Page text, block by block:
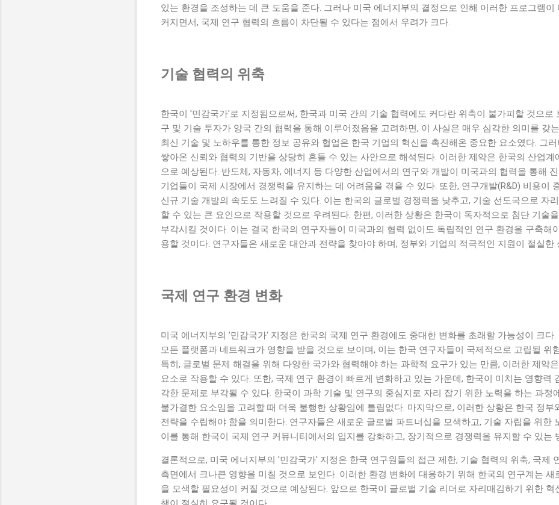
있는 환경을 조성하는 데 큰 도움을 준다. 그러나 미국 에너지부의 결정으로 인해 이러한 프로그램이
커지면서, 국제 연구 협력의 흐름이 차단될 수 있다는 점에서 우려가 크다.
기술 협력의 위축
한국이 '민감국가'로 지정됨으로써, 한국과 미국 간의 기술 협력에도 커다란 위축이 불가피할 것으로
구 및 기술 투자가 양국 간의 협력을 통해 이루어졌음을 고려하면, 이 사실은 매우 심각한 의미를 갖
최신 기술 및 노하우를 통한 정보 공유와 협업은 한국 기업의 혁신을 촉진해온 중요한 요소였다. 그
쌓아온 신뢰와 협력의 기반을 상당히 흔들 수 있는 사안으로 해석된다. 이러한 제약은 한국의 산업계
으로 예상된다. 반도체, 자동차, 에너지 등 다양한 산업에서의 연구와 개발이 미국과의 협력을 통해
기업들이 국제 시장에서 경쟁력을 유지하는 데 어려움을 겪을 수 있다. 또한, 연구개발(R&D) 비용이
신규 기술 개발의 속도도 느려질 수 있다. 이는 한국의 글로벌 경쟁력을 낮추고, 기술 선도국으로 자
할 수 있는 큰 요인으로 작용할 것으로 우려된다. 한편, 이러한 상황은 한국이 독자적으로 첨단 기술
부각시킬 것이다. 이는 결국 한국의 연구자들이 미국과의 협력 없이도 독립적인 연구 환경을 구축해
용할 것이다. 연구자들은 새로운 대안과 전략을 찾아야 하며, 정부와 기업의 적극적인 지원이 절실한
국제 연구 환경 변화
미국 에너지부의 '민감국가' 지정은 한국의 국제 연구 환경에도 중대한 변화를 초래할 가능성이 크다
모든 플랫폼과 네트워크가 영향을 받을 것으로 보이며, 이는 한국 연구자들이 국제적으로 고립될 위
특히, 글로벌 문제 해결을 위해 다양한 국가와 협력해야 하는 과학적 요구가 있는 만큼, 이러한 제약
요소로 작용할 수 있다. 또한, 국제 연구 환경이 빠르게 변화하고 있는 가운데, 한국이 미치는 영향력
각한 문제로 부각될 수 있다. 한국이 과학 기술 및 연구의 중심지로 자리 잡기 위한 노력을 하는 과정
불가결한 요소임을 고려할 때 더욱 불행한 상황임에 틀림없다. 마지막으로, 이러한 상황은 한국 정부
전략을 수립해야 함을 의미한다. 연구자들은 새로운 글로벌 파트너십을 모색하고, 기술 자립을 위한
이를 통해 한국이 국제 연구 커뮤니티에서의 입지를 강화하고, 장기적으로 경쟁력을 유지할 수 있는
결론적으로, 미국 에너지부의 '민감국가' 지정은 한국 연구원들의 접근 제한, 기술 협력의 위축, 국제
측면에서 크나큰 영향을 미칠 것으로 보인다. 이러한 환경 변화에 대응하기 위해 한국의 연구계는 새
을 모색할 필요성이 커질 것으로 예상된다. 앞으로 한국이 글로벌 기술 리더로 자리매김하기 위한 혁